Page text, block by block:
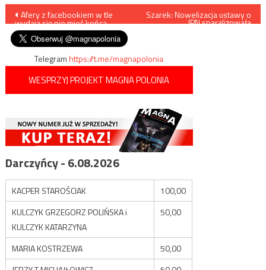
Nawigacja
wpisu
Afery z facebookiem w tle
wydają się nie mieć końca…
Szarek: Nowelizacja ustawy o
IPN sparaliżowała
Telegramhttps://t.me/magnapolonia
WESPRZYJ PROJEKT MAGNA POLONIA
Darczyńcy - 6.08.2026
KACPER STAROŚCIAK
100,00
KULCZYK GRZEGORZ POLIŃSKA i
KULCZYK KATARZYNA
50,00
MARIA KOSTRZEWA
50,00